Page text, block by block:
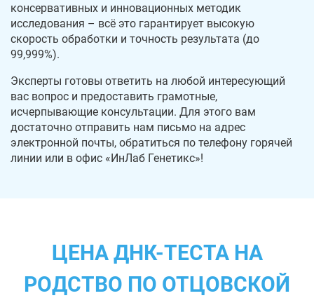
консервативных и инновационных методик
исследования – всё это гарантирует высокую
скорость обработки и точность результата (до
99,999%).
Эксперты готовы ответить на любой интересующий
вас вопрос и предоставить грамотные,
исчерпывающие консультации. Для этого вам
достаточно отправить нам письмо на адрес
электронной почты, обратиться по телефону горячей
линии или в офис «ИнЛаб Генетикс»!
ЦЕНА ДНК-ТЕСТА НА
РОДСТВО ПО ОТЦОВСКОЙ